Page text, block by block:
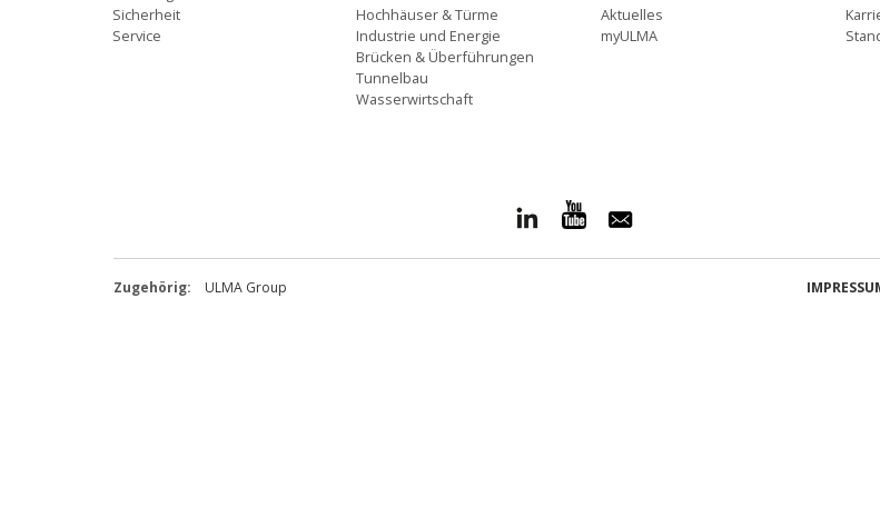
Sicherheit
Service
Hochhäuser & Türme
Industrie und Energie
Brücken & Überführungen
Tunnelbau
Wasserwirtschaft
Aktuelles
myULMA
Zugehörig: ULMA Group